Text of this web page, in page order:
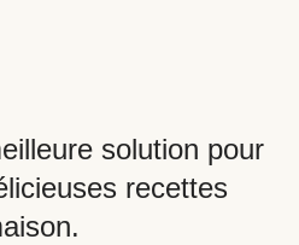
solution pour
recettes